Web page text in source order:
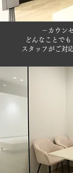
－カウン
どんなことでも
スタッフがご対